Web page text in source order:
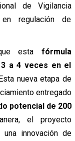
de Vigilancia
en regulación de
esta fórmula
a 4 veces en el
nueva etapa de
entregado
potencial de 200
el proyecto
una innovación de